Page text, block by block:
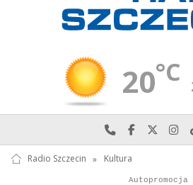
20°C
Najlepiej po
Odwiedź
Radio Szczecin » Kultura
Autopromocja
Autopromocja
Reklama